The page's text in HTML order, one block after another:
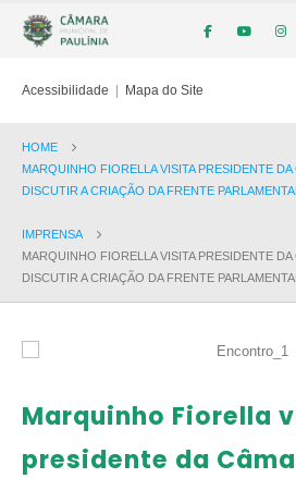
Acessibilidade | Mapa do Site
HOME
MARQUINHO FIORELLA VISITA PRESIDENTE DA
DISCUTIR A CRIAÇÃO DA FRENTE
IMPRENSA
MARQUINHO FIORELLA VISITA PRESIDENTE DA
DISCUTIR A CRIAÇÃO DA FRENTE
Marquinho Fiorella
presidente da